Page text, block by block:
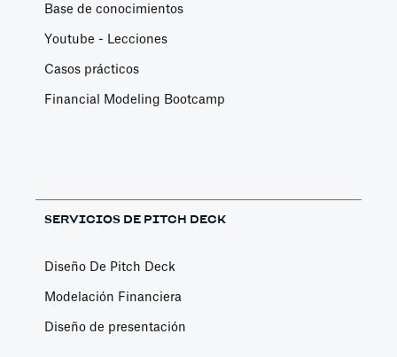
Base de conocimientos
Youtube - Lecciones
Casos prácticos
Financial Modeling Bootcamp
SERVICIOS DE PITCH DECK
Diseño De Pitch Deck
Modelación Financiera
Diseño de presentación